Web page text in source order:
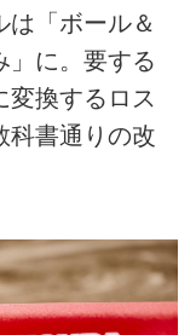
は「ボール＆
」に。要する
変換するロス
科書通りの改